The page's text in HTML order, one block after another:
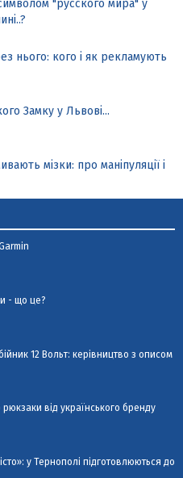
"русского мира" у
нього: кого і як рекламують
Замку у Львові...
мізки: про маніпуляції і
- що це?
12 Вольт: керівництво з описом
рюкзаки від українського бренду
у Тернополі підготовлюються до